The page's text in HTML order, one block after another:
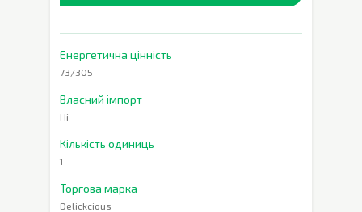
Енергетична цінність
73/305
Власний імпорт
Ні
Кількість одиниць
1
Торгова марка
Delickcious